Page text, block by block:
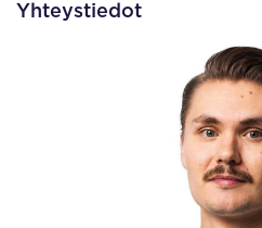
Yhteystiedot